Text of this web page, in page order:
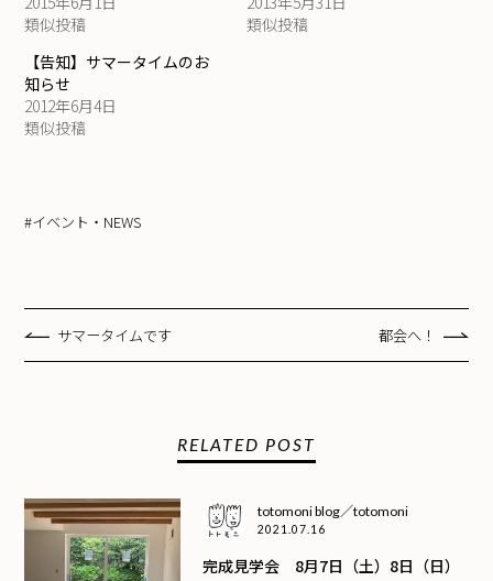
類似投稿
類似投稿
【告知】サマータイムのお
知らせ
2012年6月4日
類似投稿
#イベント・NEWS
サマータイムです 都会へ！
RELATED POST
totomoni blog／totomoni
2021.07.16
完成見学会 8月7日（土）8日（日）